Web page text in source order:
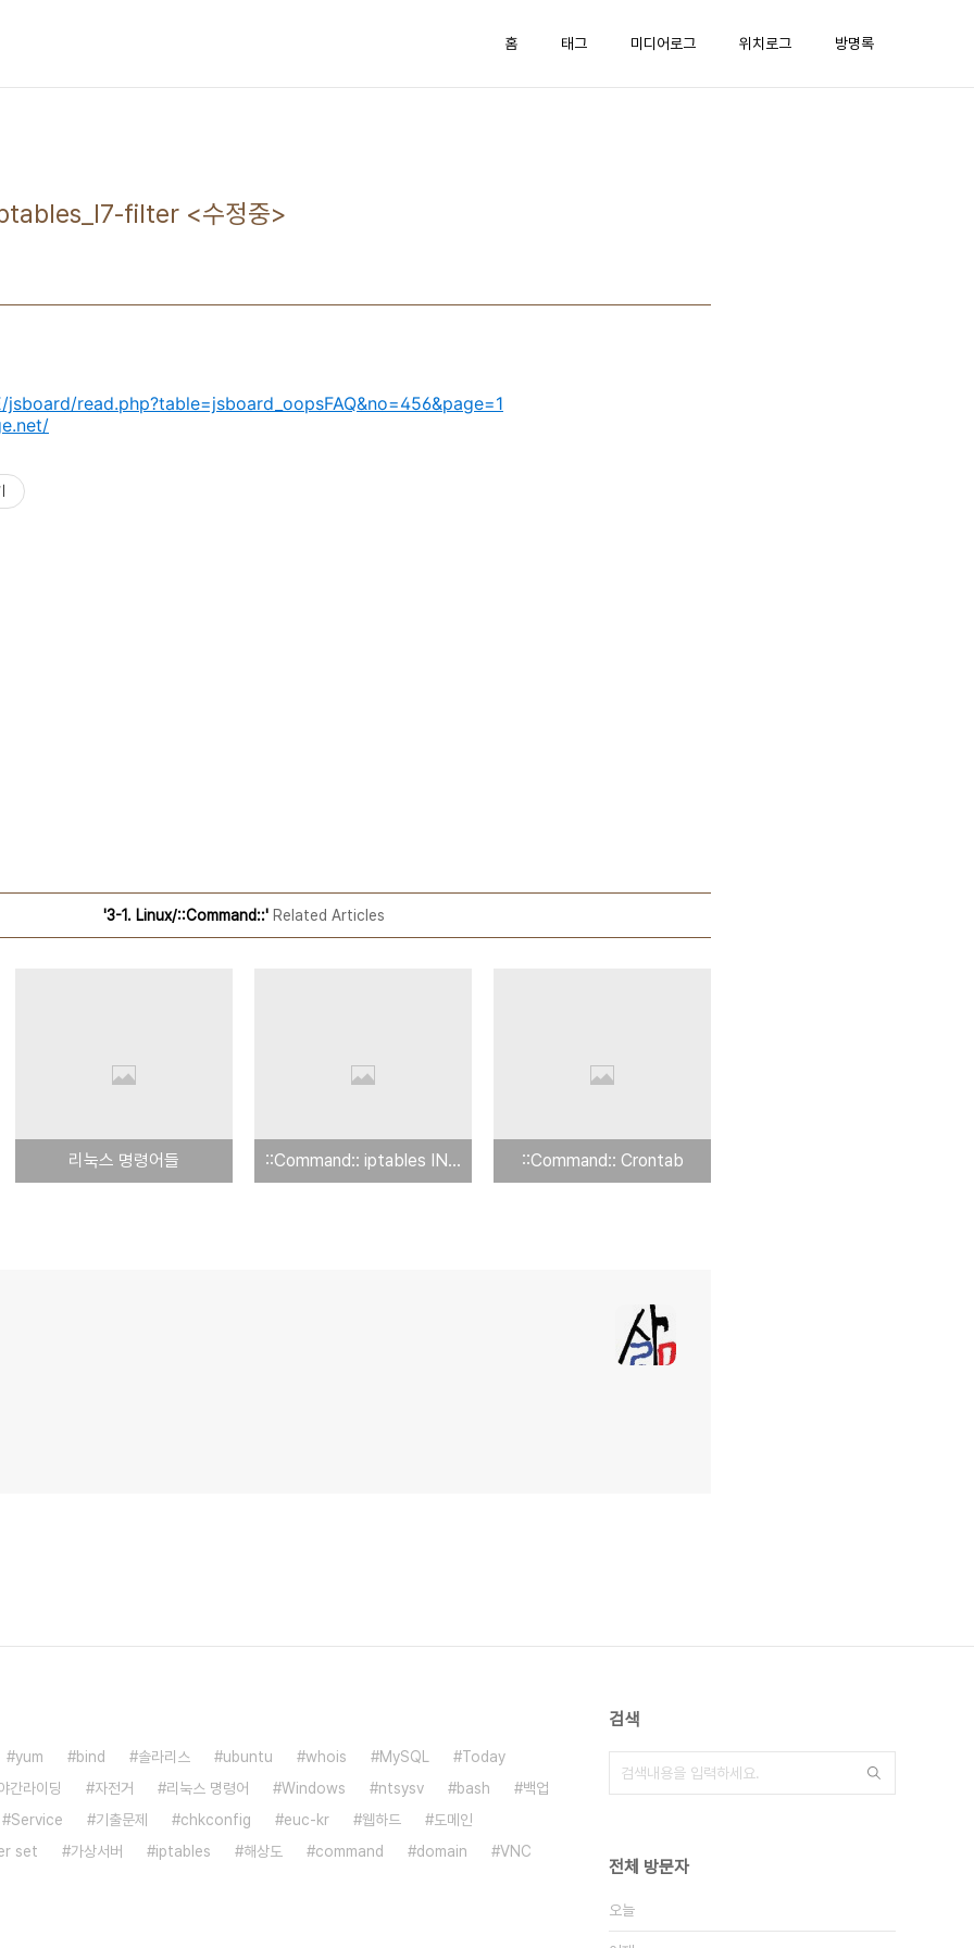
홈 태그 미디어로그 위치로그 방명록
filter <수정중>
read.php?table=jsboard_oopsFAQ&no=456&page=1
'3-1. Linux/::Command::'Related Articles
리눅스 명령어들 ::Command:: iptables INPUT OUTPUT chain 간단 설명 ::Command:: Crontab
yum bind 솔라리스 ubuntu whois MySQL
Today
간라이딩 자전거 리눅스 명령어 Windows ntsysv bash
백업
Service 기출문제 chkconfig euc-kr 웹하드
도메인
set
가상서버 iptables 해상도 command domain VNC
검색
전체 방문자
오늘